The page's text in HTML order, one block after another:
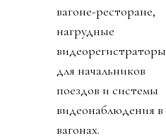
вагоне-ресторане,
нагрудные
видеорегистраторы
для начальников
поездов и системы
видеонаблюдения в
вагонах.